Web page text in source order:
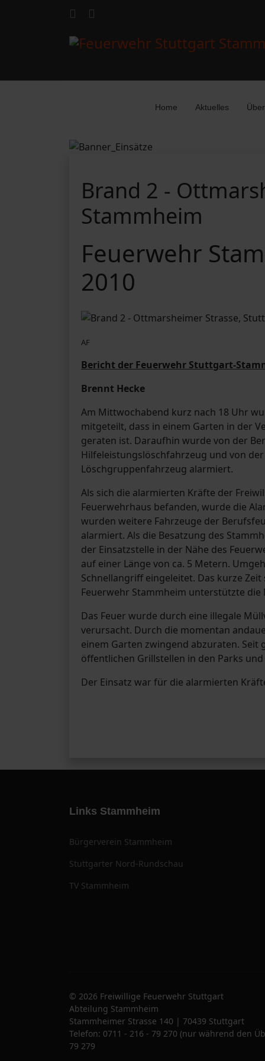
Home Aktuelles
Feuerwehr
2010
Brand 2 -
Stammheim
AF
Bericht der Feuerwehr Stuttgart-
Brennt Hecke
Am Mittwochabend kurz nach 18 Uhr
mitgeteilt, dass in einem Garten in der
geraten ist. Daraufhin wurde von der
Hilfeleistungslöschfahrzeug und von
Löschgruppenfahrzeug alarmiert.
Als sich die alarmierten Kräfte der
Feuerwehrhaus befanden, wurde die
wurden weitere Fahrzeuge der
alarmiert. Als die Besatzung des
der Einsatzstelle in der Nähe des
auf einer Länge von ca. 5 Metern.
Schnellangriff eingeleitet. Das kurze
Feuerwehr Stammheim unterstützte die
Das Feuer wurde durch eine illegale
verursacht. Durch die momentan
einem Garten zwingend abzuraten.
öffentlichen Grillstellen in den Parks und
Der Einsatz war für die alarmierten
Links Stammheim
Bürgerverein Stammheim
Stuttgarter Nord-Rundschau
TV Stammheim
© 2026 Freiwillige Feuerwehr Stuttgart
Abteilung Stammheim
Stammheimer Strasse 140 | 70439 Stuttgart
Telefon: 0711 - 216 - 79 270 (nur während den
79 279